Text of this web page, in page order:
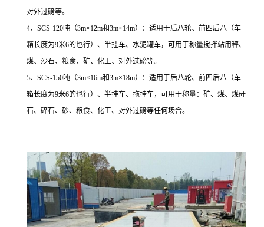
对外过磅等。
4、SCS-120吨（3m×12m和3m×14m）：适用于后八轮、前四后八（车
箱长度为9米6的也行）、半挂车、水泥罐车，可用于称量搅拌站用秤、
煤、沙石、粮食、矿、化工、对外过磅等。
5、SCS-150吨（3m×16m和3m×18m）：适用于后八轮、前四后八（车
箱长度为9米6的也行）、半挂车、拖挂车，可用于称量：矿、煤、煤矸
石、碎石、砂、粮食、化工、对外过磅等任何场合。